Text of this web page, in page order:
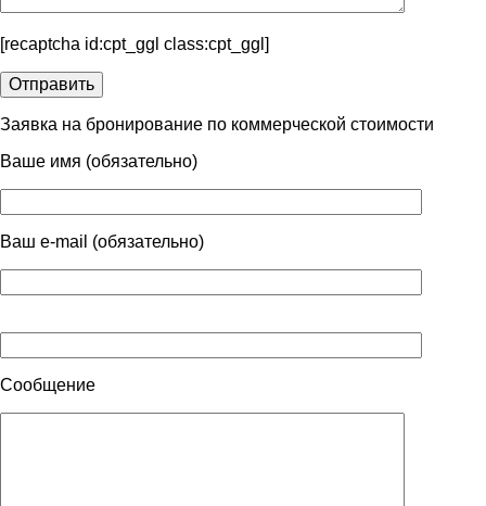
[recaptcha id:cpt_ggl class:cpt_ggl]
Заявка на бронирование по коммерческой стоимости
Ваше имя (обязательно)
Ваш e-mail (обязательно)
Сообщение